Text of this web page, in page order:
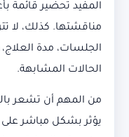
المفيد تحضير قائمة
مناقشتها. كذلك، لا
الجلسات، مدة
الحالات المشابهة.
من المهم أن تشعر
يؤثر بشكل مباشر على